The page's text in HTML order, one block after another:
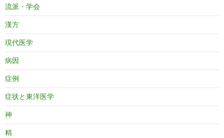
流派・学会
漢方
現代医学
病因
症例
症状と東洋医学
神
精